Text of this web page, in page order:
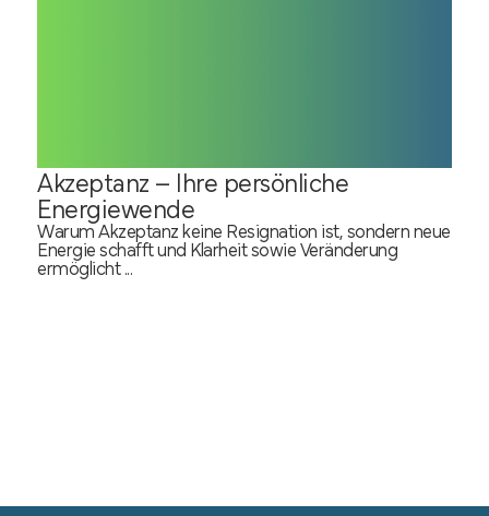
Akzeptanz – Ihre persönliche
Energiewende
Warum Akzeptanz keine Resignation ist, sondern neue
Energie schafft und Klarheit sowie Veränderung
ermöglicht ...